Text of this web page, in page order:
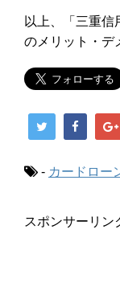
以上、「三重信
のメリット・デ
- カードロー
スポンサーリン